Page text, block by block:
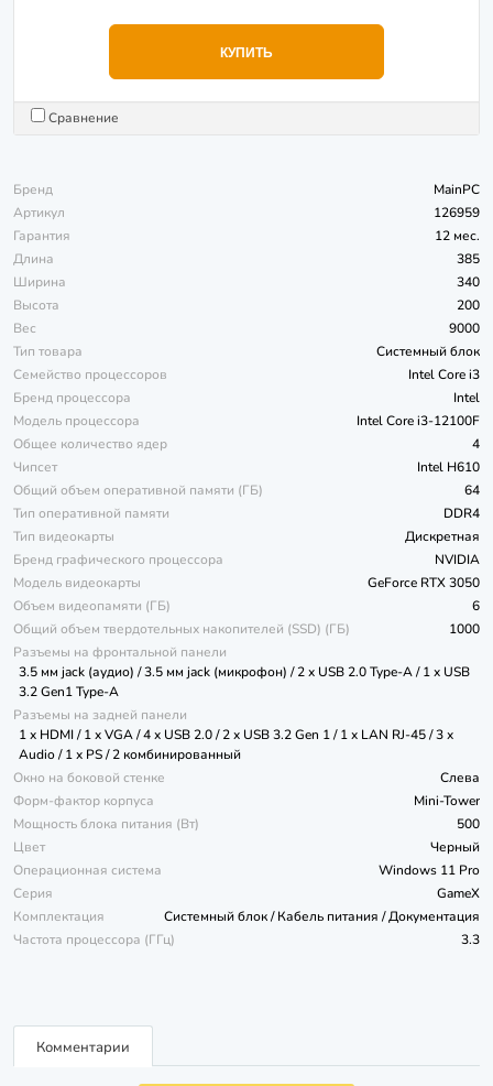
КУПИТЬ
Сравнение
Бренд
MainPC
Артикул
126959
Гарантия
12 мес.
Длина
385
Ширина
340
Высота
200
Вес
9000
Тип товара
Системный блок
Семейство процессоров
Intel Core i3
Бренд процессора
Intel
Модель процессора
Intel Core i3-12100F
Общее количество ядер
4
Чипсет
Intel H610
Общий объем оперативной памяти (ГБ)
64
Тип оперативной памяти
DDR4
Тип видеокарты
Дискретная
Бренд графического процессора
NVIDIA
Модель видеокарты
GeForce RTX 3050
Объем видеопамяти (ГБ)
6
Общий объем твердотельных накопителей (SSD) (ГБ)
1000
Разъемы на фронтальной панели
3.5 мм jack (аудио) / 3.5 мм jack (микрофон) / 2 x USB 2.0 Type-A / 1 x USB
3.2 Gen1 Type-A
Разъемы на задней панели
1 x HDMI / 1 x VGA / 4 x USB 2.0 / 2 x USB 3.2 Gen 1 / 1 x LAN RJ-45 / 3 x
Audio / 1 x PS / 2 комбинированный
Окно на боковой стенке
Слева
Форм-фактор корпуса
Mini-Tower
Мощность блока питания (Вт)
500
Цвет
Черный
Операционная система
Windows 11 Pro
Серия
GameX
Комплектация
Системный блок / Кабель питания / Документация
Частота процессора (ГГц)
3.3
Комментарии